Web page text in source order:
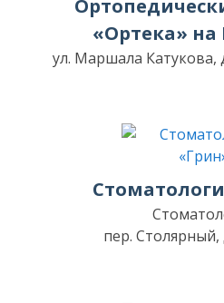
«Ортека» на
ул. Маршала Катукова,
пер. Столярный,